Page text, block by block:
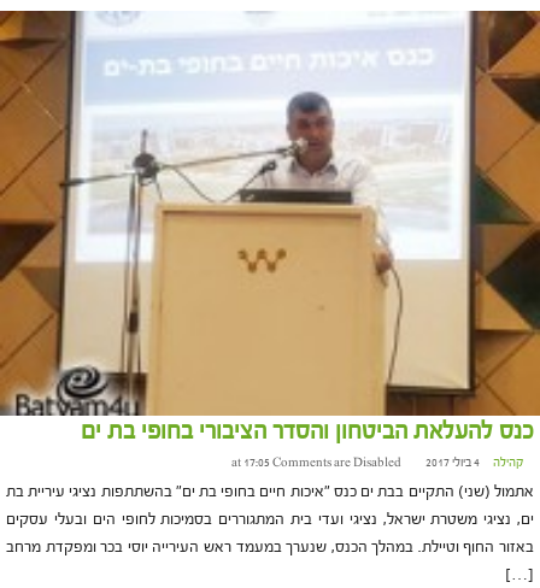
כנס להעלאת הביטחון והסדר הציבורי בחופי בת ים
קהילה 4 ביולי 2017 at 17:05 Comments are Disabled
אתמול (שני) התקיים בבת ים כנס "איכות חיים בחופי בת ים" בהשתתפות נציגי עיריית בת
ים, נציגי משטרת ישראל, נציגי ועדי בית המתגוררים בסמיכות לחופי הים ובעלי עסקים
באזור החוף וטיילת. במהלך הכנס, שנערך במעמד ראש העירייה יוסי בכר ומפקדת מרחב
[…]